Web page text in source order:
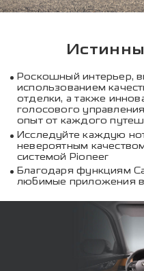
Роскошный интерьер,
использованием
отделки, а также
голосового
опыт от каждого
Исследуйте каждую
невероятным
системой Pioneer
Благодаря функциям
любимые приложения